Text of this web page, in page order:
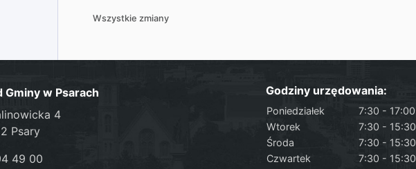
Wszystkie zmiany
Gminy w Psarach
4
Psary
49 00
Godziny urzędowania:
Poniedziałek
7:30 - 17:00
Wtorek
7:30 - 15:30
Środa
7:30 - 15:30
Czwartek
7:30 - 15:30